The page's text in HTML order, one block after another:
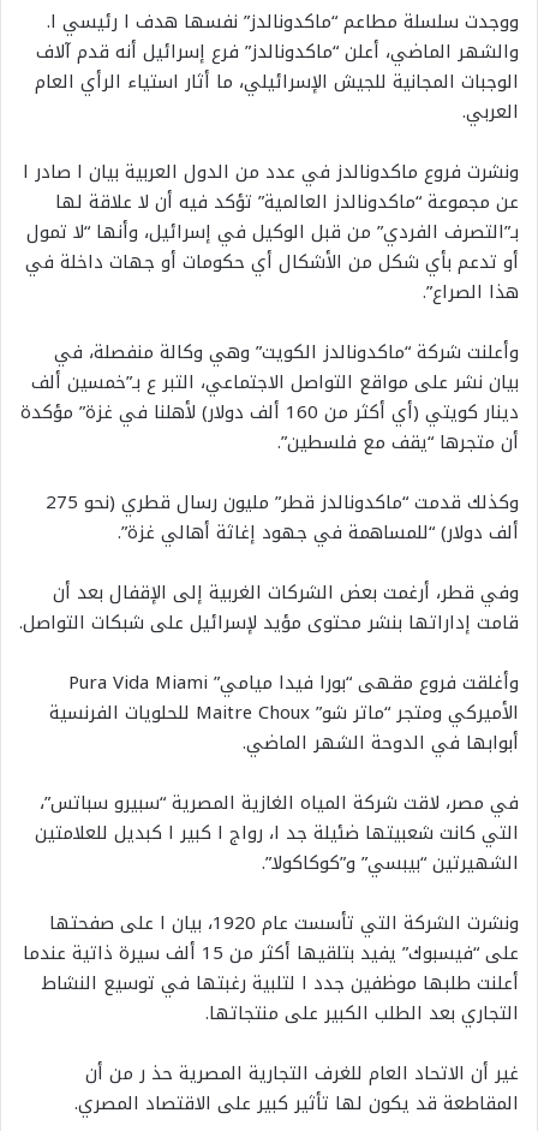
ووجدت سلسلة مطاعم “ماكدونالدز” نفسها هدف ا رئيسي ا.
والشهر الماضي، أعلن “ماكدونالدز” فرع إسرائيل أنه قدم آلاف
الوجبات المجانية للجيش الإسرائيلي، ما أثار استياء الرأي العام
العربي.
ونشرت فروع ماكدونالدز في عدد من الدول العربية بيان ا صادر ا
عن مجموعة “ماكدونالدز العالمية” تؤكد فيه أن لا علاقة لها
بـ”التصرف الفردي” من قبل الوكيل في إسرائيل، وأنها “لا تمول
أو تدعم بأي شكل من الأشكال أي حكومات أو جهات داخلة في
هذا الصراع”.
وأعلنت شركة “ماكدونالدز الكويت” وهي وكالة منفصلة، في
بيان نشر على مواقع التواصل الاجتماعي، التبر ع بـ”خمسين ألف
دينار كويتي (أي أكثر من 160 ألف دولار) لأهلنا في غزة” مؤكدة
أن متجرها “يقف مع فلسطين”.
وكذلك قدمت “ماكدونالدز قطر” مليون رسال قطري (نحو 275
ألف دولار) “للمساهمة في جهود إغاثة أهالي غزة”.
وفي قطر، أرغمت بعض الشركات الغربية إلى الإقفال بعد أن
قامت إداراتها بنشر محتوى مؤيد لإسرائيل على شبكات التواصل.
وأغلقت فروع مقهى “بورا فيدا ميامي” Pura Vida Miami
الأميركي ومتجر “ماتر شو” Maitre Choux للحلويات الفرنسية
أبوابها في الدوحة الشهر الماضي.
في مصر، لاقت شركة المياه الغازية المصرية “سبيرو سباتس”،
التي كانت شعبيتها ضئيلة جد ا، رواج ا كبير ا كبديل للعلامتين
الشهيرتين “بيبسي” و”كوكاكولا”.
ونشرت الشركة التي تأسست عام 1920، بيان ا على صفحتها
على “فيسبوك” يفيد بتلقيها أكثر من 15 ألف سيرة ذاتية عندما
أعلنت طلبها موظفين جدد ا لتلبية رغبتها في توسيع النشاط
التجاري بعد الطلب الكبير على منتجاتها.
غير أن الاتحاد العام للغرف التجارية المصرية حذ ر من أن
المقاطعة قد يكون لها تأثير كبير على الاقتصاد المصري.